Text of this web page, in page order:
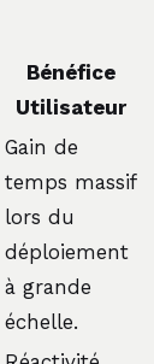
Bénéfice
Utilisateur
Gain de
temps massif
lors du
déploiement
à grande
échelle.